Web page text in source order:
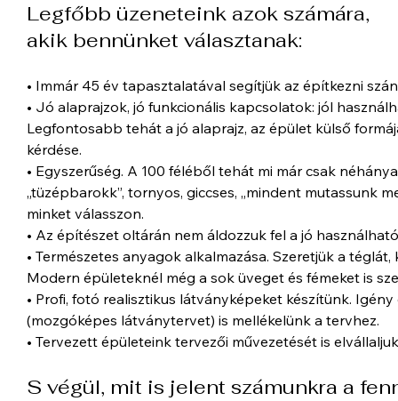
Legfőbb üzeneteink azok számára,
akik bennünket választanak:
• Immár 45 év tapasztalatával segítjük az építkezni
• Jó alaprajzok, jó funkcionális kapcsolatok: jól
Legfontosabb tehát a jó alaprajz, az épület külső
kérdése.
• Egyszerűség. A 100 féléből tehát mi már csak
„tüzépbarokk”, tornyos, giccses, „mindent mutassunk
minket válasszon.
• Az építészet oltárán nem áldozzuk fel a jó
• Természetes anyagok alkalmazása. Szeretjük a
Modern épületeknél még a sok üveget és fémeket is
• Profi, fotó realisztikus látványképeket készítünk.
(mozgóképes látványtervet) is mellékelünk a tervhez.
• Tervezett épületeink tervezői művezetését is
S végül, mit is jelent számunkra a